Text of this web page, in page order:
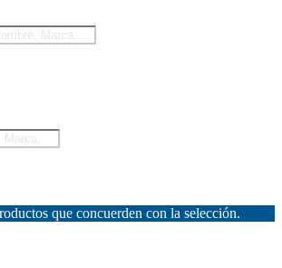
que concuerden con la selección.